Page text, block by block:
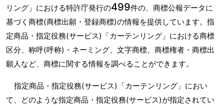
リング」における特許庁発行の499件の、商標公報データに
基づく商標(商標出願・登録商標)の情報を提供しています。指
定商品・指定役務(サービス)「カーテンリング」における商標
区分、称呼(呼称)・ネーミング、文字商標、商標権者・商標出
願人など、商標に関する情報を調べることができます。
指定商品・指定役務(サービス)「カーテンリング」におい
て、どのような指定商品・指定役務(サービス)が指定されてい